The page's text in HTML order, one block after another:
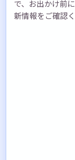
で、お出かけ前
新情報をご確認